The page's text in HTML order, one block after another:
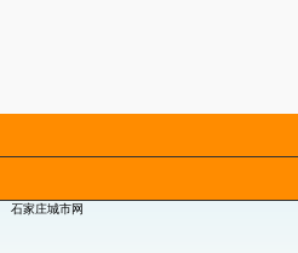
石家庄城市网